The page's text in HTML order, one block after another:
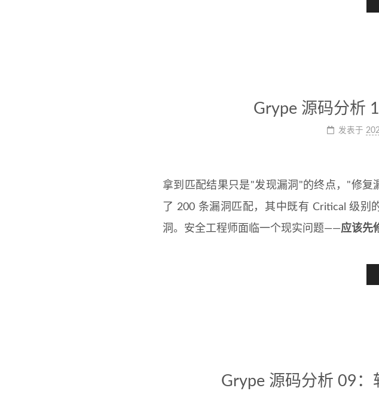
Grype 源码分析
发表于
拿到匹配结果只是"发现漏洞"的终点，"修
了 200 条漏洞匹配，其中既有 Critical 级
洞。安全工程师面临一个现实问题——应该先
Grype 源码分析 09